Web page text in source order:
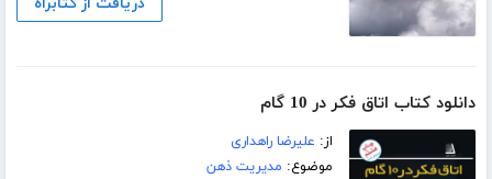
دانلود کتاب اتاق فکر در 10 گام
از: علیرضا راهداری
موضوع: مدیریت ذهن